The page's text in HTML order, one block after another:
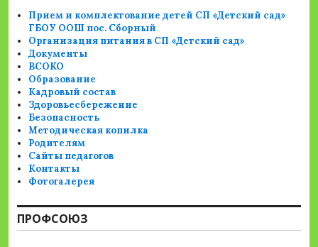
Прием и комплектование детей СП «Детский сад»
ГБОУ ООШ пос. Сборный
Организация питания в СП «Детский сад»
Документы
ВСОКО
Образование
Кадровый состав
Здоровьесбережение
Безопасность
Методическая копилка
Родителям
Сайты педагогов
Контакты
Фотогалерея
ПРОФСОЮЗ